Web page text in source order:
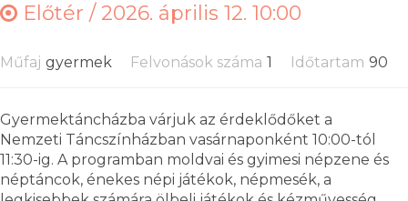
Előtér /2026. április 12. 10:00
Műfaj gyermek Felvonások száma 1 Időtartam 90
Gyermektáncházba várjuk az érdeklődőket a
Nemzeti Táncszínházban vasárnaponként 10:00-tól
11:30-ig. A programban moldvai és gyimesi népzene és
néptáncok, énekes népi játékok, népmesék, a